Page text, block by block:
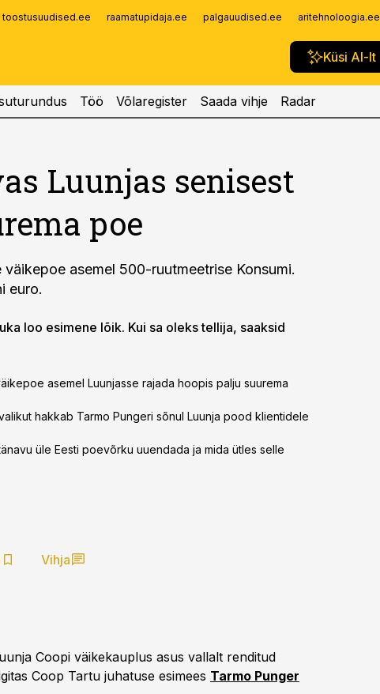
toostusuudised.ee raamatupidaja.ee palgauudised.ee aritehnoloogia.ee
Küsi AI-lt
Töö Võlaregister Saada vihje Radar
Luunjas senisest
poe
asemel 500-ruutmeetrise Konsumi.
euro.
loo esimene lõik. Kui sa oleks tellija, saaksid
asemel Luunjasse rajada hoopis palju suurema
hakkab Tarmo Pungeri sõnul Luunja pood klientidele
üle Eesti poevõrku uuendada ja mida ütles selle
Vihja
Coopi väikekauplus asus vallalt renditud
Coop Tartu juhatuse esimees Tarmo Punger